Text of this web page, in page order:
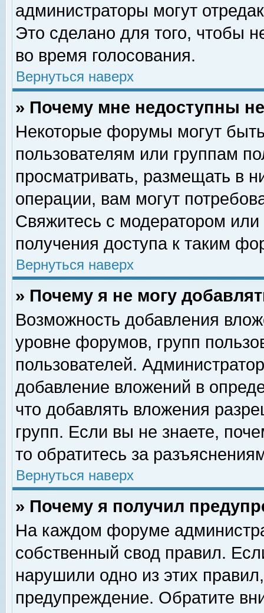
администраторы могут
Это сделано для того, чтобы
во время голосования.
Вернуться наверх
» Почему мне недоступны
Некоторые форумы могут
пользователям или группам
просматривать, размещать в
операции, вам могут
Свяжитесь с модератором
получения доступа к таким
Вернуться наверх
» Почему я не могу
Возможность добавления
уровне форумов, групп
пользователей.
добавление вложений в
что добавлять вложения
групп. Если вы не знаете,
то обратитесь за
Вернуться наверх
» Почему я получил
На каждом форуме
собственный свод правил.
нарушили одно из этих
предупреждение. Обратите